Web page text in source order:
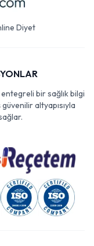
Diyet
bir sağlık bilgi
altyapısıyla